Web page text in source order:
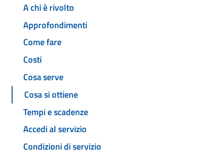
A chi è rivolto
Approfondimenti
Come fare
Costi
Cosa serve
Cosa si ottiene
Tempi e scadenze
Accedi al servizio
Condizioni di servizio